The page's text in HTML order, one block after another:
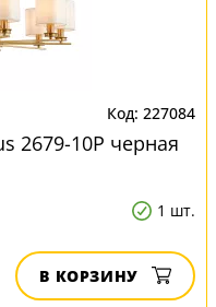
227084
2679-10P черная
1 шт.
В КОРЗИНУ